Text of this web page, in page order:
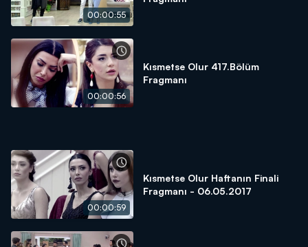
00:00:55
00:00:56
Kısmetse Olur 417.Bölüm
Fragmanı
00:00:59
Kısmetse Olur Haftanın Finali
Fragmanı - 06.05.2017